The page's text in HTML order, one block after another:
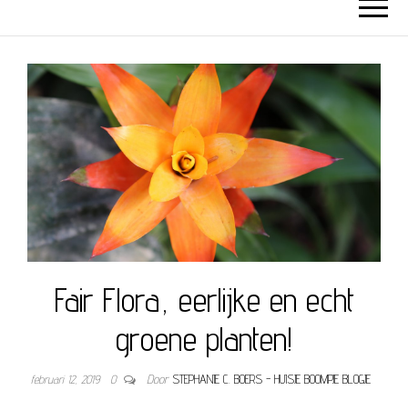
Fair Flora, eerlijke en echt
groene planten!
februari 12, 2019 0 Door STEPHANIE C. BOERS - HUISJE BOOMPJE BLOGJE